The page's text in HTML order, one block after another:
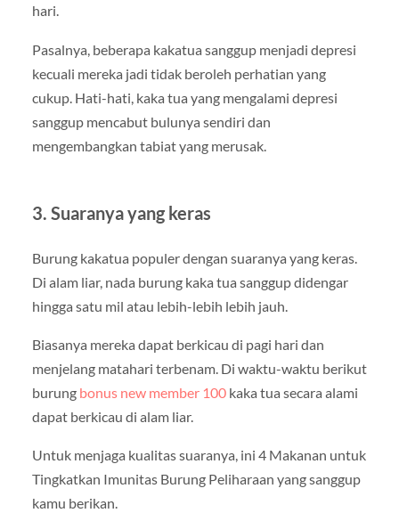
hari.
Pasalnya, beberapa kakatua sanggup menjadi depresi
kecuali mereka jadi tidak beroleh perhatian yang
cukup. Hati-hati, kaka tua yang mengalami depresi
sanggup mencabut bulunya sendiri dan
mengembangkan tabiat yang merusak.
3. Suaranya yang keras
Burung kakatua populer dengan suaranya yang keras.
Di alam liar, nada burung kaka tua sanggup didengar
hingga satu mil atau lebih-lebih lebih jauh.
Biasanya mereka dapat berkicau di pagi hari dan
menjelang matahari terbenam. Di waktu-waktu berikut
burung bonus new member 100 kaka tua secara alami
dapat berkicau di alam liar.
Untuk menjaga kualitas suaranya, ini 4 Makanan untuk
Tingkatkan Imunitas Burung Peliharaan yang sanggup
kamu berikan.